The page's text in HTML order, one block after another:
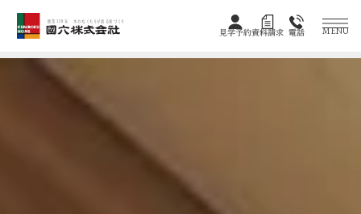
創業128年 木のぬくもりが宿る家づくり
見学予約資料請求 電話 MENU